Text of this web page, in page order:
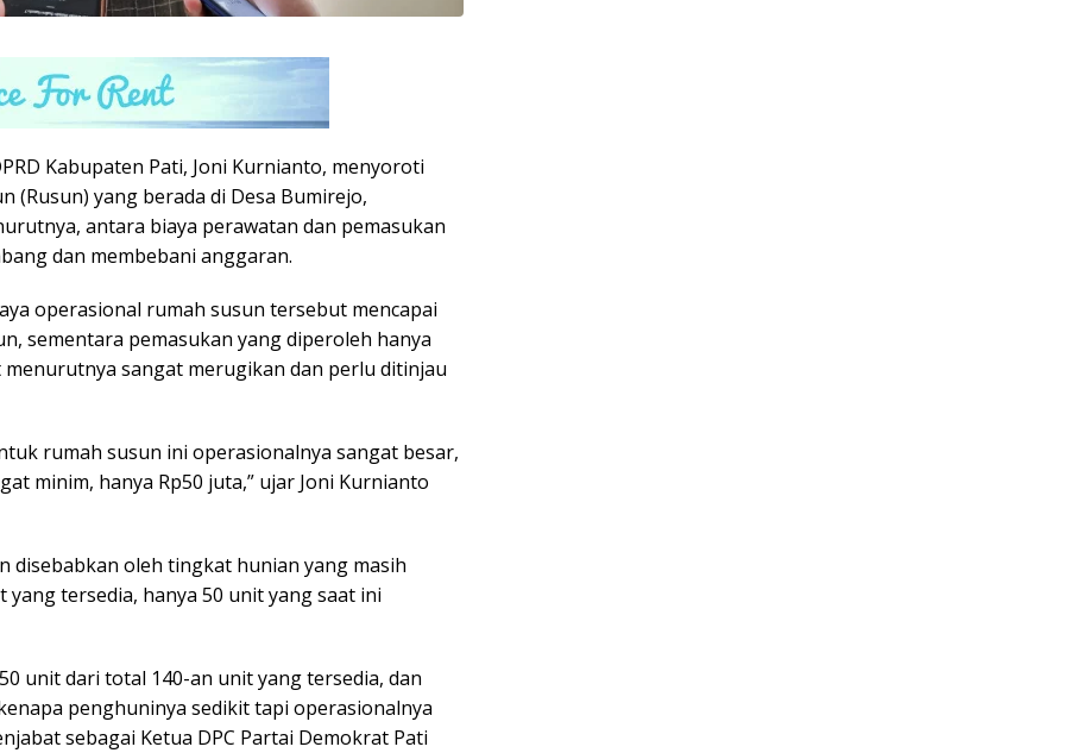
Kabupaten Pati, Joni Kurnianto, menyoroti
(Rusun) yang berada di Desa Bumirejo,
antara biaya perawatan dan pemasukan
dan membebani anggaran.
operasional rumah susun tersebut mencapai
sementara pemasukan yang diperoleh hanya
sangat merugikan dan perlu ditinjau
rumah susun ini operasionalnya sangat besar,
minim, hanya Rp50 juta,” ujar Joni Kurnianto
disebabkan oleh tingkat hunian yang masih
tersedia, hanya 50 unit yang saat ini
unit dari total 140-an unit yang tersedia, dan
penghuninya sedikit tapi operasionalnya
sebagai Ketua DPC Partai Demokrat Pati